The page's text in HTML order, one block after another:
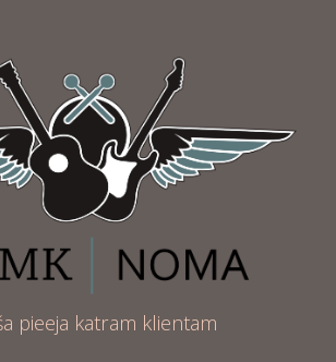
pieeja katram klientam